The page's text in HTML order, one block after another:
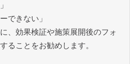
できない」
、効果検証や施策展開後のフォ
ることをお勧めします。